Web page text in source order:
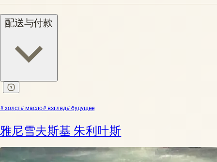
配送与付款
# холст# масло# взгляд# будущее
雅尼雪夫斯基 朱利叶斯